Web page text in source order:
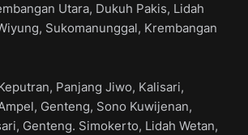
Utara, Dukuh Pakis, Lidah
Sukomanunggal, Krembangan
Panjang Jiwo, Kalisari,
Genteng, Sono Kuwijenan,
Genteng. Simokerto, Lidah Wetan,